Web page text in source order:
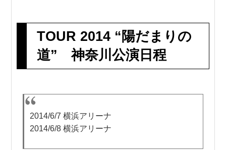
TOUR 2014 “陽だまりの
道” 神奈川公演日程
2014/6/7 横浜アリーナ
2014/6/8 横浜アリーナ